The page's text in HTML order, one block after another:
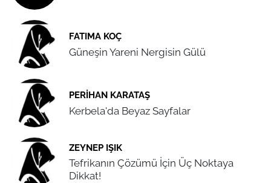
FATIMA KOÇ
Güneşin Yareni Nergisin Gülü
PERIHAN KARATAŞ
Kerbela'da Beyaz Sayfalar
ZEYNEP IŞIK
Tefrikanın Çözümü İçin Üç Noktaya
Dikkat!